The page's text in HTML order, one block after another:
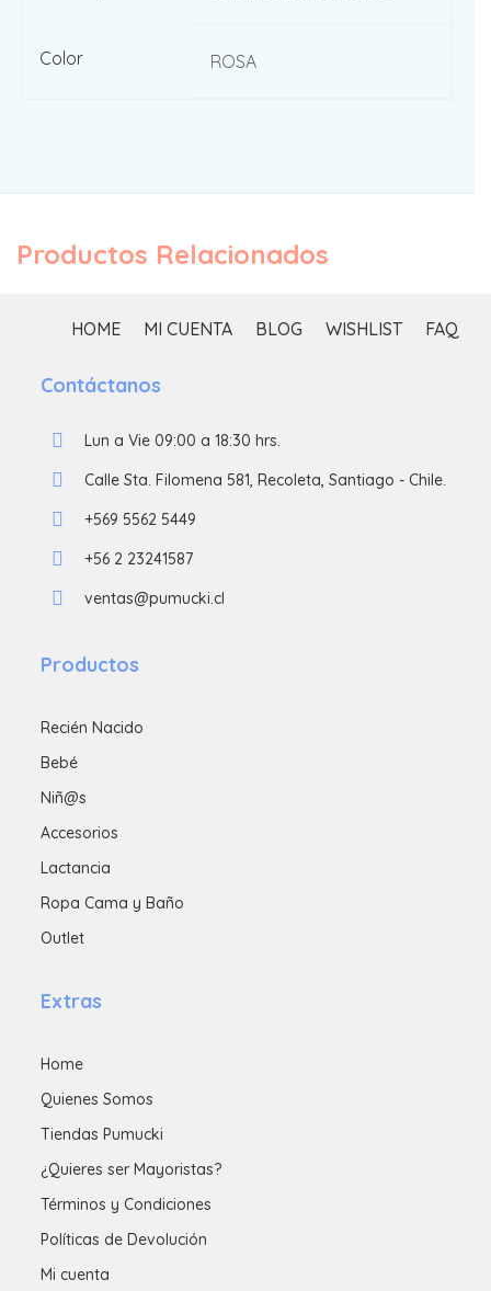
Color ROSA
Productos Relacionados
HOME MI CUENTA BLOG WISHLIST FAQ
Contáctanos
Lun a Vie 09:00 a 18:30 hrs.
Calle Sta. Filomena 581, Recoleta, Santiago - Chile.
+569 5562 5449
+56 2 23241587
ventas@pumucki.cl
Productos
Recién Nacido
Bebé
Niñ@s
Accesorios
Lactancia
Ropa Cama y Baño
Outlet
Extras
Home
Quienes Somos
Tiendas Pumucki
¿Quieres ser Mayoristas?
Términos y Condiciones
Políticas de Devolución
Mi cuenta